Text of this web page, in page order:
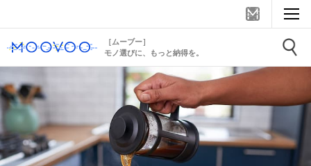
［ムーブー］
モノ選びに、もっと納得を。